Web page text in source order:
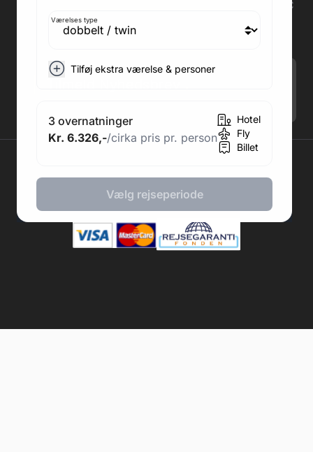
Værelses type
Tilføj ekstra værelse & personer
3 overnatninger
Kr. 6.326,-/cirka pris pr. person
Hotel
Fly
Billet
Vælg rejseperiode
Adresse kontor: Fodboldpakker ApS Rosendal 1C
2860 Søborg
CVR: 41967218